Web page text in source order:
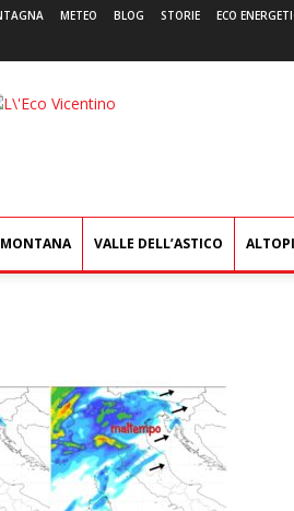
METEO BLOG STORIE ECO
L'Eco
VALLE DELL’ASTICO